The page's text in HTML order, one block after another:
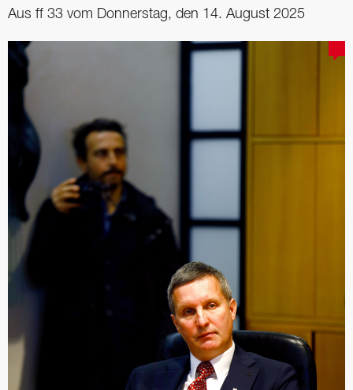
Aus ff 33 vom Donnerstag, den 14. August 2025